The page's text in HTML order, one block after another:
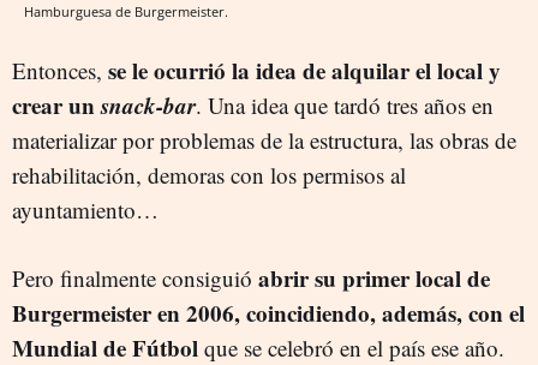
Hamburguesa de Burgermeister.
Entonces, se le ocurrió la idea de alquilar el local y
crear unsnack-bar. Una idea que tardó tres años en
materializar por problemas de la estructura, las obras de
rehabilitación, demoras con los permisos al
ayuntamiento…
Pero finalmente consiguió abrir su primer local de
Burgermeister en 2006, coincidiendo, además, con el
Mundial de Fútbol que se celebró en el país ese año.